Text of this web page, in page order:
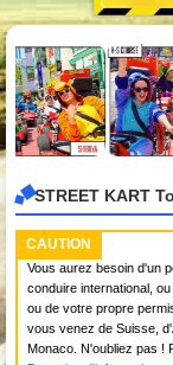
STREET KART
CAUTION
Vous aurez besoin d'un
conduire international,
ou de votre propre
vous venez de Suisse,
Monaco. N'oubliez pas !